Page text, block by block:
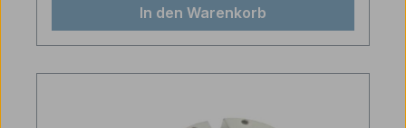
In den Warenkorb